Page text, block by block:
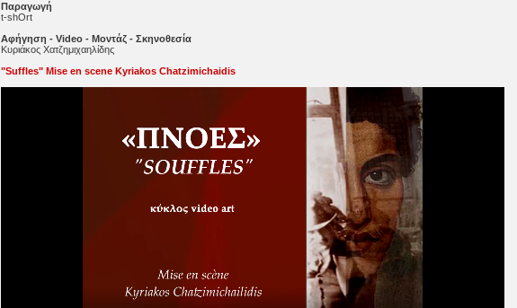
Παραγωγή
t-shOrt
Αφήγηση - Video - Μοντάζ - Σκηνοθεσία
Κυριάκος Χατζημιχαηλίδης
"Suffles" Mise en scene Kyriakos Chatzimichaidis